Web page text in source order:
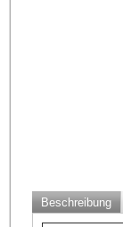
Beschreibung